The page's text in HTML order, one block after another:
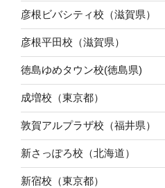
彦根ビバシティ校（滋賀県）
彦根平田校（滋賀県）
徳島ゆめタウン校(徳島県)
成増校（東京都）
敦賀アルプラザ校（福井県）
新さっぽろ校（北海道）
新宿校（東京都）